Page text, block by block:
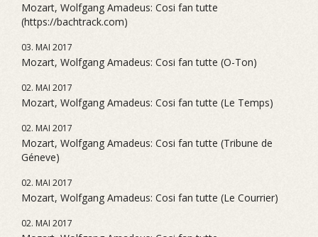
Mozart, Wolfgang Amadeus: Cosi fan tutte
(https://bachtrack.com)
03. MAI 2017
Mozart, Wolfgang Amadeus: Cosi fan tutte (O-Ton)
02. MAI 2017
Mozart, Wolfgang Amadeus: Cosi fan tutte (Le Temps)
02. MAI 2017
Mozart, Wolfgang Amadeus: Cosi fan tutte (Tribune de
Géneve)
02. MAI 2017
Mozart, Wolfgang Amadeus: Cosi fan tutte (Le Courrier)
02. MAI 2017